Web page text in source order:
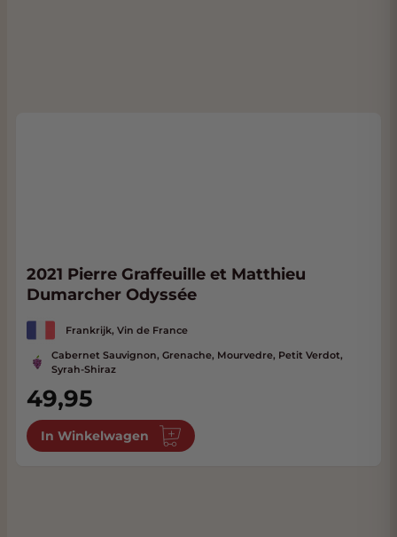
2021 Pierre Graffeuille et Matthieu
Dumarcher Odyssée
Frankrijk, Vin de France
Cabernet Sauvignon, Grenache, Mourvedre, Petit Verdot,
Syrah-Shiraz
49,95
In Winkelwagen